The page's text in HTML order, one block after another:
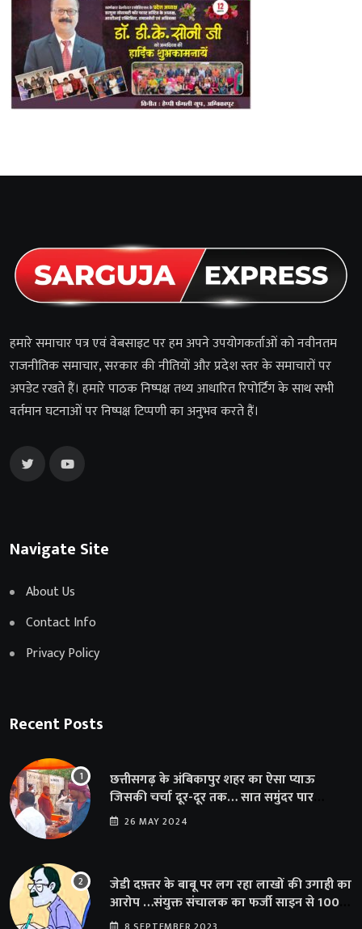
हमारे समाचार पत्र एवं वेबसाइट पर हम अपने उपयोगकर्ताओं को नवीनतम
राजनीतिक समाचार, सरकार की नीतियों और प्रदेश स्तर के समाचारों पर
अपडेट रखते हैं। हमारे पाठक निष्पक्ष तथ्य आधारित रिपोर्टिंग के साथ सभी
वर्तमान घटनाओं पर निष्पक्ष टिप्पणी का अनुभव करते हैं।
Navigate Site
About Us
Contact Info
Privacy Policy
Recent Posts
छत्तीसगढ़ के अंबिकापुर शहर का ऐसा प्याऊ
जिसकी चर्चा दूर-दूर तक… सात समुंदर पार
अमेरिका से भी पहुंचा सहयोग
26 MAY 2024
जेडी दफ़्तर के बाबू पर लग रहा लाखों की उगाही का
आरोप …संयुक्त संचालक का फर्जी साइन से 100
शिक्षकों क़ो थमाया संशोधन आदेश